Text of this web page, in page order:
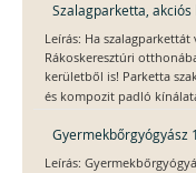
Szalagparketta, akciós
Leírás: Ha
Rákoskeresztúri
kerületből is! Parketta
és kompozit padló
Gyermekbőrgyógyász
Leírás: